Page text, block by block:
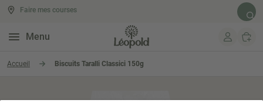
Aller au contenu
Menu
Faire mes courses
Accueil Biscuits Taralli Classici 150g